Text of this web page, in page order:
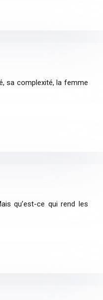
sa complexité, la femme
qu’est-ce qui rend les